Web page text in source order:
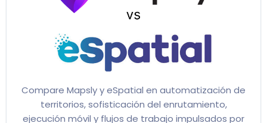
Compare Mapsly y eSpatial en automatización de
territorios, sofisticación del enrutamiento,
ejecución móvil y flujos de trabajo impulsados por